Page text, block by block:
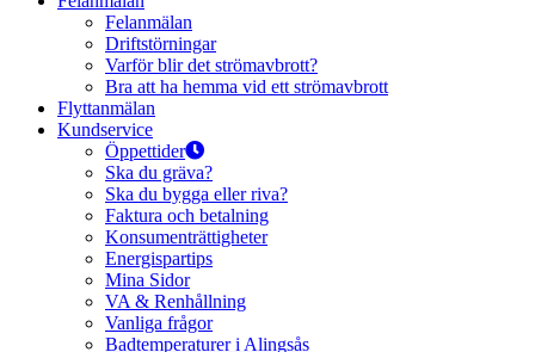
Felanmälan
Driftstörningar
Varför blir det strömavbrott?
Bra att ha hemma vid ett strömavbrott
Flyttanmälan
Kundservice
Öppettider
Ska du gräva?
Ska du bygga eller riva?
Faktura och betalning
Konsumenträttigheter
Energispartips
Mina Sidor
VA & Renhållning
Vanliga frågor
Badtemperaturer i Alingsås